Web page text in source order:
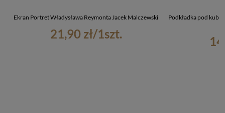
Ekran Portret Władysława Reymonta Jacek Malczewski
21,90 zł/1szt.
Podkładka pod